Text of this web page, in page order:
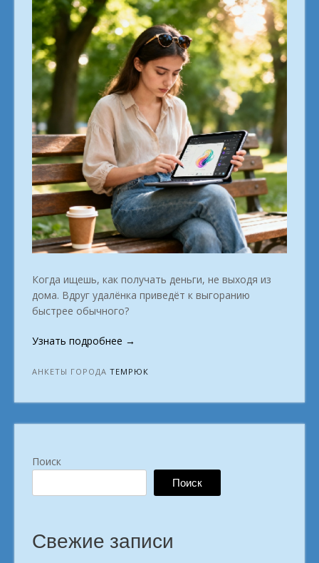
Когда ищешь, как получать деньги, не выходя из
дома. Вдруг удалёнка приведёт к выгоранию
быстрее обычного?
Узнать подробнее «Ищем
и
кому
г.
→
АНКЕТЫ ГОРОДА ТЕМРЮК
Поиск
Поиск
Свежие записи